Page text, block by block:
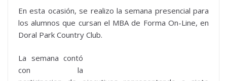
En esta ocasión, se realizo la semana presencial para
los alumnos que cursan el MBA de Forma On-Line, en
Doral Park Country Club.
La semana contó
con la